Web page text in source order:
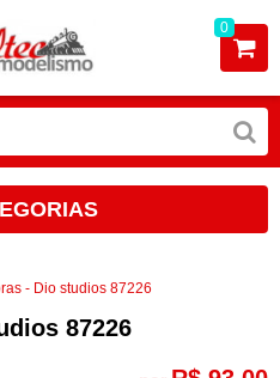
0
- Dio studios 87226
87226